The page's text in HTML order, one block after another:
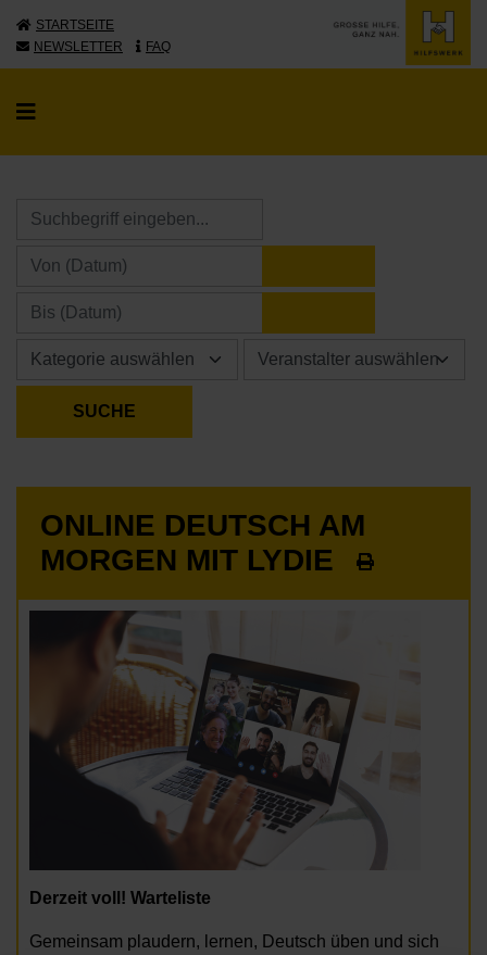
STARTSEITE
NEWSLETTER
FAQ
ONLINE DEUTSCH AM
MORGEN MIT LYDIE
Derzeit voll! Warteliste
Gemeinsam plaudern, lernen, Deutsch üben und sich